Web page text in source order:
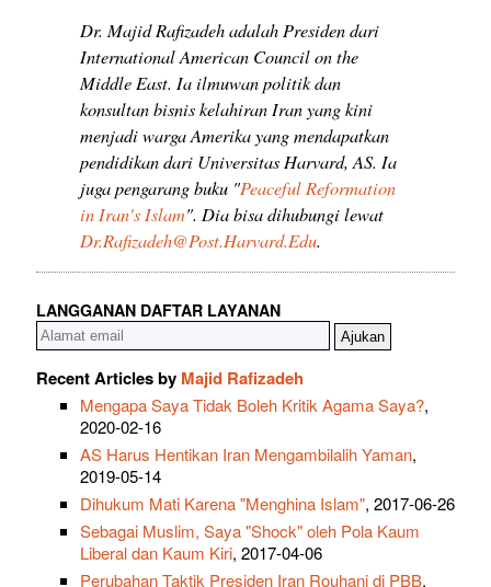
Dr. Majid Rafizadeh adalah Presiden dari
International American Council on the
Middle East. Ia ilmuwan politik dan
konsultan bisnis kelahiran Iran yang kini
menjadi warga Amerika yang mendapatkan
pendidikan dari Universitas Harvard, AS. Ia
juga pengarang buku "Peaceful Reformation
in Iran's Islam". Dia bisa dihubungi lewat
Dr.Rafizadeh@Post.Harvard.Edu.
LANGGANAN DAFTAR LAYANAN
Recent Articles by Majid Rafizadeh
Mengapa Saya Tidak Boleh Kritik Agama Saya?,
2020-02-16
AS Harus Hentikan Iran Mengambilalih Yaman,
2019-05-14
Dihukum Mati Karena "Menghina Islam", 2017-06-26
Sebagai Muslim, Saya "Shock" oleh Pola Kaum
Liberal dan Kaum Kiri, 2017-04-06
Perubahan Taktik Presiden Iran Rouhani di PBB,